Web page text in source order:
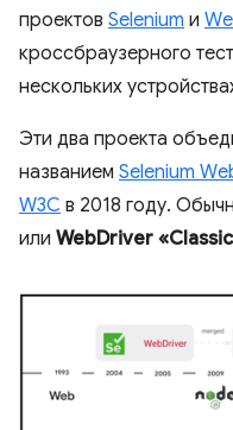
проектов Selenium и
кроссбраузерного
нескольких
Эти два проекта
названием Selenium
W3C в 2018 году.
или WebDriver